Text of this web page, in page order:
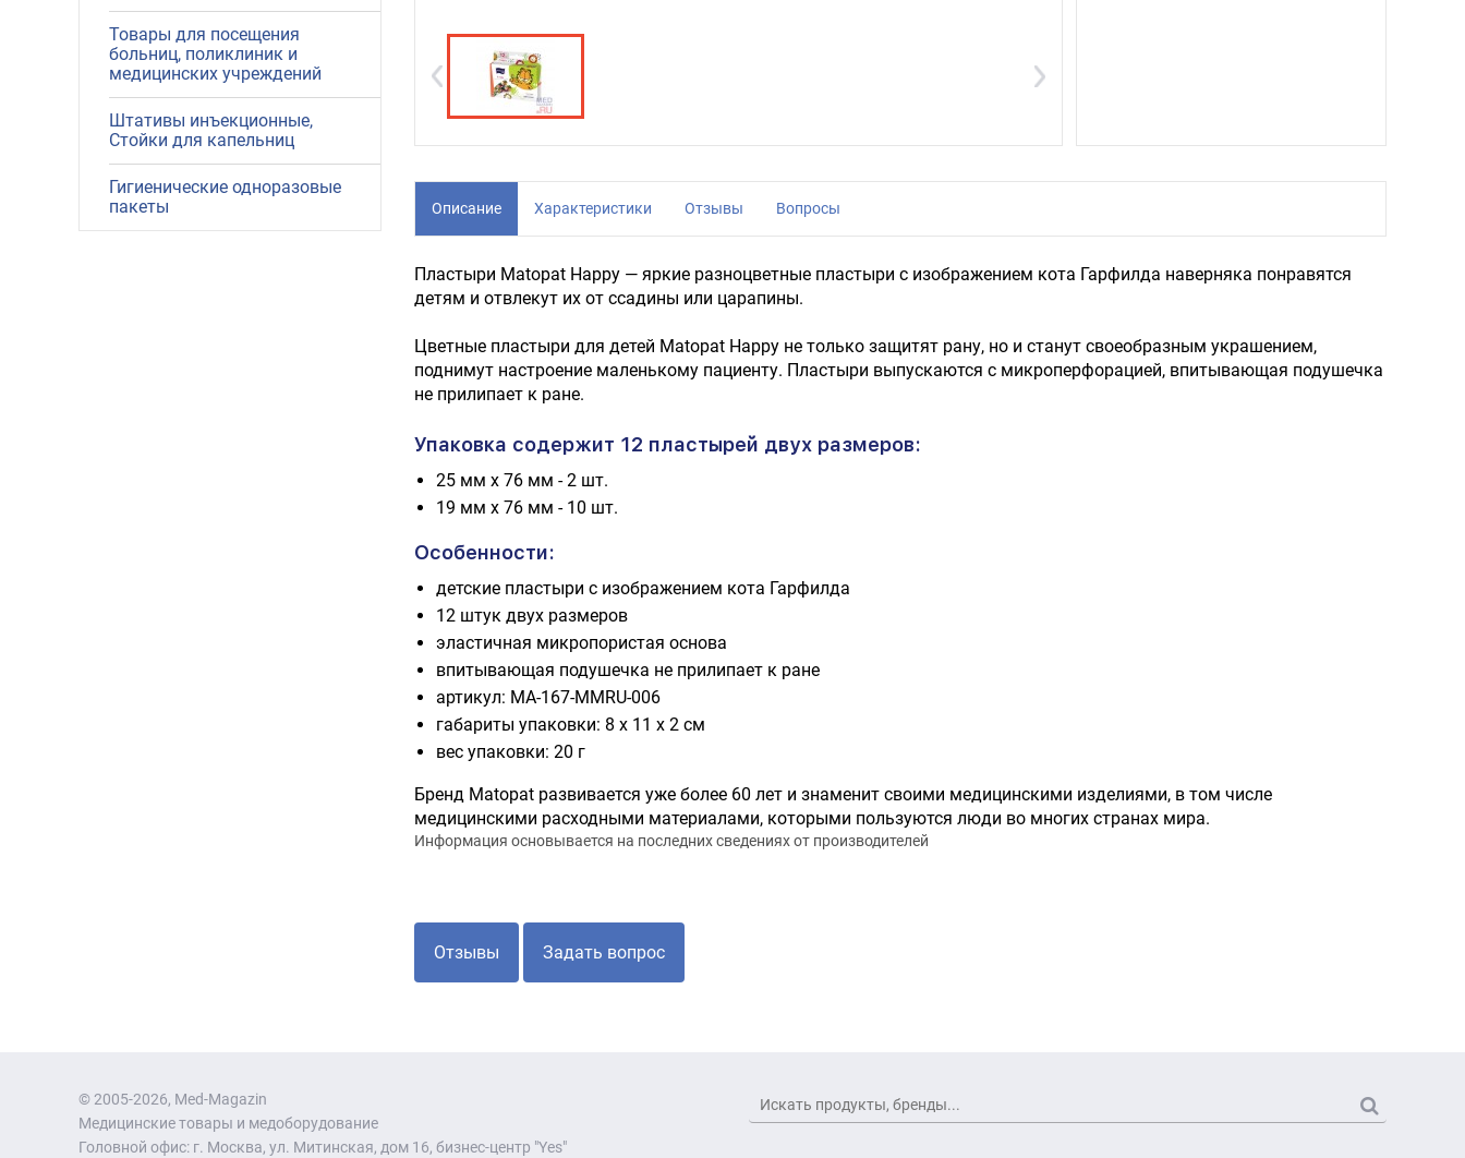
Товары для посещения
больниц, поликлиник и
медицинских учреждений
Штативы инъекционные,
Стойки для капельниц
Гигиенические одноразовые
пакеты
Описание Характеристики Отзывы Вопросы
Пластыри Matopat Happy — яркие разноцветные пластыри с изображением кота Гарфилда наверняка понравятся
детям и отвлекут их от ссадины или царапины.
Цветные пластыри для детей Matopat Happy не только защитят рану, но и станут своеобразным украшением,
поднимут настроение маленькому пациенту. Пластыри выпускаются с микроперфорацией, впитывающая подушечка
не прилипает к ране.
Упаковка содержит 12 пластырей двух размеров:
25 мм x 76 мм - 2 шт.
19 мм x 76 мм - 10 шт.
Особенности:
детские пластыри с изображением кота Гарфилда
12 штук двух размеров
эластичная микропористая основа
впитывающая подушечка не прилипает к ране
артикул: MA-167-MMRU-006
габариты упаковки: 8 x 11 x 2 см
вес упаковки: 20 г
Бренд Matopat развивается уже более 60 лет и знаменит своими медицинскими изделиями, в том числе
медицинскими расходными материалами, которыми пользуются люди во многих странах мира.
Информация основывается на последних сведениях от производителей
Отзывы Задать вопрос
© 2005-2026, Med-Magazin
Медицинские товары и медоборудование
Головной офис: г. Москва, ул. Митинская, дом 16, бизнес-центр "Yes"